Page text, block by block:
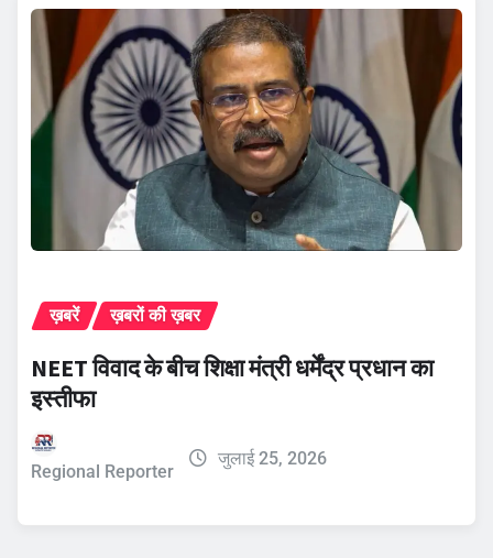
ख़बरें ख़बरों की ख़बर
NEET विवाद के बीच शिक्षा मंत्री धर्मेंद्र प्रधान का
इस्तीफा
Regional Reporter
जुलाई 25, 2026